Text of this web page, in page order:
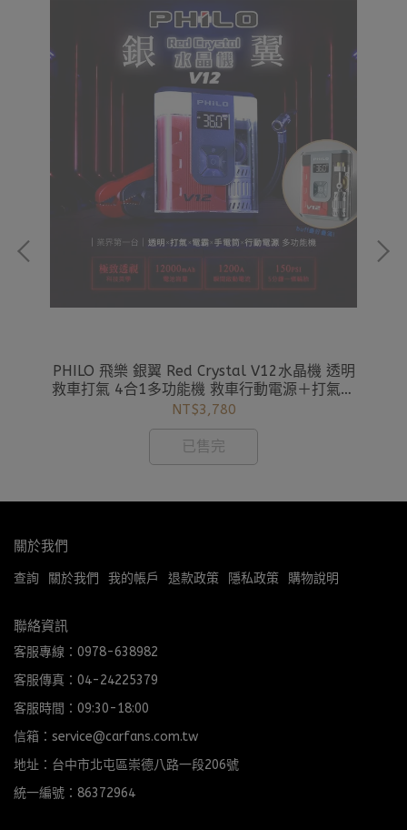
PHILO 飛樂 銀翼 Red Crystal V12水晶機 透明
救車打氣 4合1多功能機 救車行動電源＋打氣機
可用飛樂 STP12 PRO
NT$3,780
已售完
關於我們
查詢 關於我們 我的帳戶 退款政策 隱私政策 購物說明
聯絡資訊
客服專線：0978-638982
客服傳真：04-24225379
客服時間：09:30-18:00
信箱：service@carfans.com.tw
地址：台中市北屯區崇德八路一段206號
統一編號：86372964